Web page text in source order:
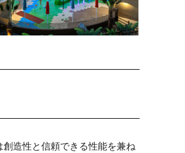
造性と信頼できる性能を兼ね